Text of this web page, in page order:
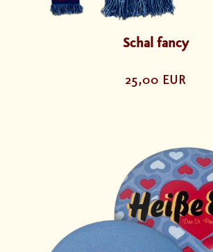
Schal fancy
25,00 EUR